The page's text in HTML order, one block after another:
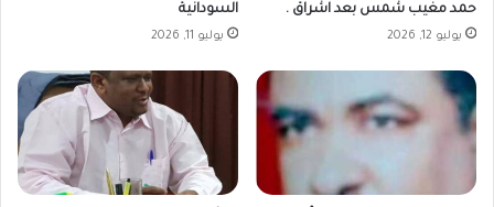
حمد مغيب شمس بعد اشراق .
يوليو 12, 2026
السودانية
يوليو 11, 2026